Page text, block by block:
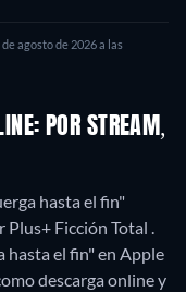
de agosto de 2026a las
POR STREAM,
hasta el fin"
Ficción Total .
hasta el fin" en Apple
descarga online y